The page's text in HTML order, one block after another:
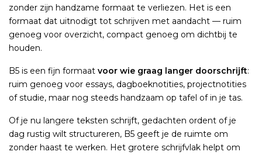
zonder zijn handzame formaat te verliezen. Het is een
formaat dat uitnodigt tot schrijven met aandacht — ruim
genoeg voor overzicht, compact genoeg om dichtbij te
houden.
B5 is een fijn formaat voor wie graag langer doorschrijft:
ruim genoeg voor essays, dagboeknotities, projectnotities
of studie, maar nog steeds handzaam op tafel of in je tas.
Of je nu langere teksten schrijft, gedachten ordent of je
dag rustig wilt structureren, B5 geeft je de ruimte om
zonder haast te werken. Het grotere schrijfvlak helpt om